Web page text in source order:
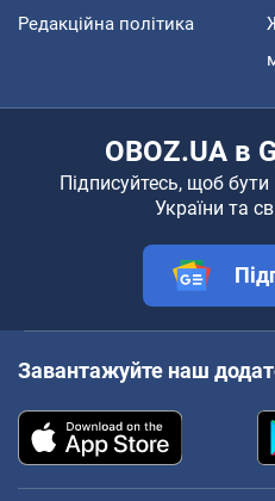
Редакційна політика
OBOZ.UA в
Підписуйтесь, щоб бути
України та
Завантажуйте наш